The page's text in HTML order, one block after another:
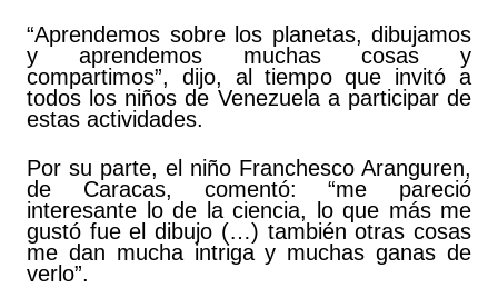
“Aprendemos sobre los planetas, dibujamos
y aprendemos muchas cosas y
compartimos”, dijo, al tiempo que invitó a
todos los niños de Venezuela a participar de
estas actividades.
Por su parte, el niño Franchesco Aranguren,
de Caracas, comentó: “me pareció
interesante lo de la ciencia, lo que más me
gustó fue el dibujo (…) también otras cosas
me dan mucha intriga y muchas ganas de
verlo”.